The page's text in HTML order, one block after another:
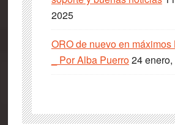
2025
ORO de nuevo en máximos
_ Por Alba Puerro24